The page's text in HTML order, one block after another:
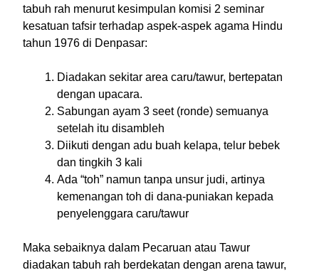
tabuh rah menurut kesimpulan komisi 2 seminar
kesatuan tafsir terhadap aspek-aspek agama Hindu
tahun 1976 di Denpasar:
Diadakan sekitar area caru/tawur, bertepatan
dengan upacara.
Sabungan ayam 3 seet (ronde) semuanya
setelah itu disambleh
Diikuti dengan adu buah kelapa, telur bebek
dan tingkih 3 kali
Ada “toh” namun tanpa unsur judi, artinya
kemenangan toh di dana-puniakan kepada
penyelenggara caru/tawur
Maka sebaiknya dalam Pecaruan atau Tawur
diadakan tabuh rah berdekatan dengan arena tawur,